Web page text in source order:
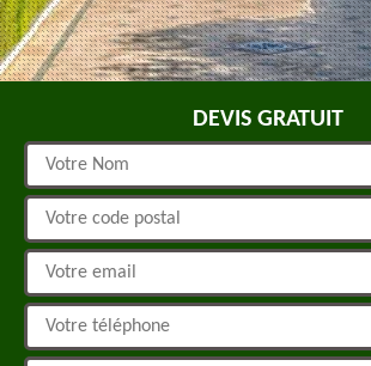
DEVIS GRATUIT